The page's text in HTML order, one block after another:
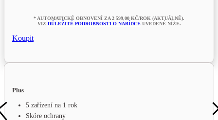
Plus
5 zařízení na 1 rok
Skóre ochrany
* AUTOMATICKÉ OBNOVENÍ ZA 2 599,00 KČ/ROK (AKTUÁLNĚ).
VIZ DŮLEŽITÉ PODROBNOSTI O NABÍDCEUVEDENÉ NÍŽE.
Koupit